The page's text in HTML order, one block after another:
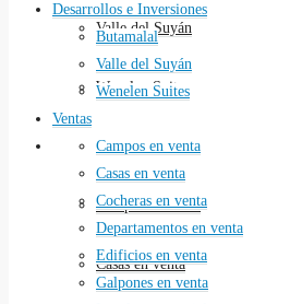
Valle del Suyán
Wenelen Suites
Ventas
Campos en venta
Casas en venta
Desarrollos e Inversiones
Butamalal
Valle del Suyán
Wenelen Suites
Ventas
Campos en venta
Casas en venta
Cocheras en venta
Departamentos en venta
Edificios en venta
Galpones en venta